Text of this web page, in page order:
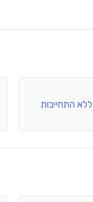
ללא התחייבות